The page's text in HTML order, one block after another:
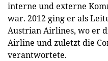
interne und externe
war. 2012 ging er als
Austrian Airlines, wo er
Airline und zuletzt die
verantwortete.